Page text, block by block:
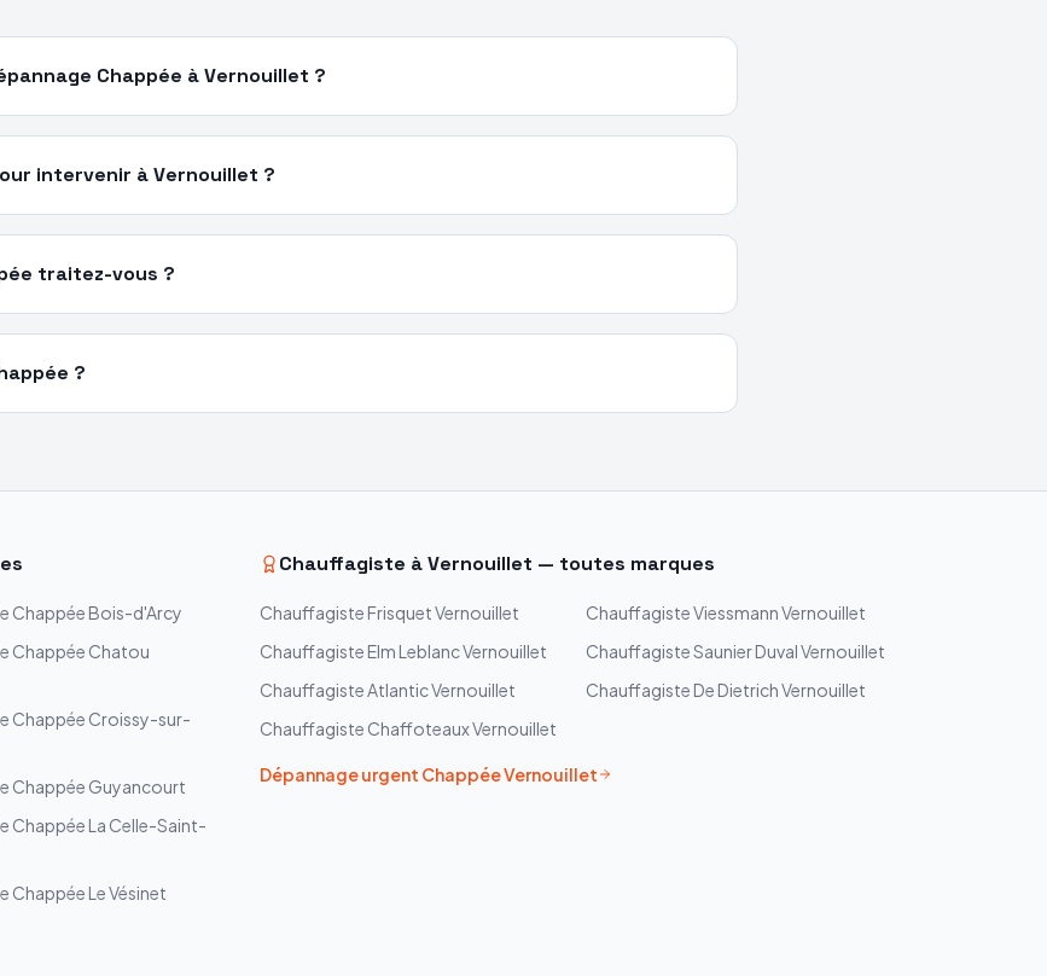
Chappée à Vernouillet ?
intervenir à Vernouillet ?
traitez-vous ?
?
Chappée Bois-d'Arcy
Chappée Chatou
Chappée Croissy-sur-
Chappée Guyancourt
Chappée La Celle-Saint-
Chappée Le Vésinet
Chauffagiste àVernouillet — toutes marques
Chauffagiste FrisquetVernouillet ChauffagisteViessmannVernouillet
Chauffagiste Elm LeblancVernouillet ChauffagisteSaunier DuvalVernouillet
ChauffagisteAtlanticVernouillet Chauffagiste De DietrichVernouillet
Chauffagiste ChaffoteauxVernouillet
Dépannage urgent ChappéeVernouillet